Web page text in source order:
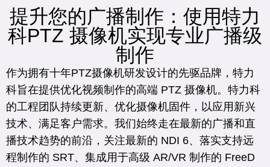
提升您的广播制作：使用特力
科PTZ 摄像机实现专业广播级
制作
作为拥有十年PTZ摄像机研发设计的先驱品牌，特力
科旨在提供优化视频制作的高端 PTZ 摄像机。特力科
的工程团队持续更新、优化摄像机固件，以应用新兴
技术、满足客户需求。我们始终走在最新的广播和直
播技术趋势的前沿，关注最新的 NDI 6、落实支持远
程制作的 SRT、集成用于高级 AR/VR 制作的 FreeD